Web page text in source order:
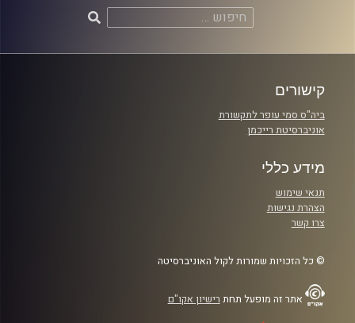
חיפוש:
קישורים
ביה"ס סמי עופר לתקשורת
אוניברסיטת רייכמן
מידע כללי
תנאי שימוש
הצהרת נגישות
צרו קשר
© כל הזכויות שמורות לקול האוניברסיטה
אתר זה מופעל תחת רישיון אקו"ם